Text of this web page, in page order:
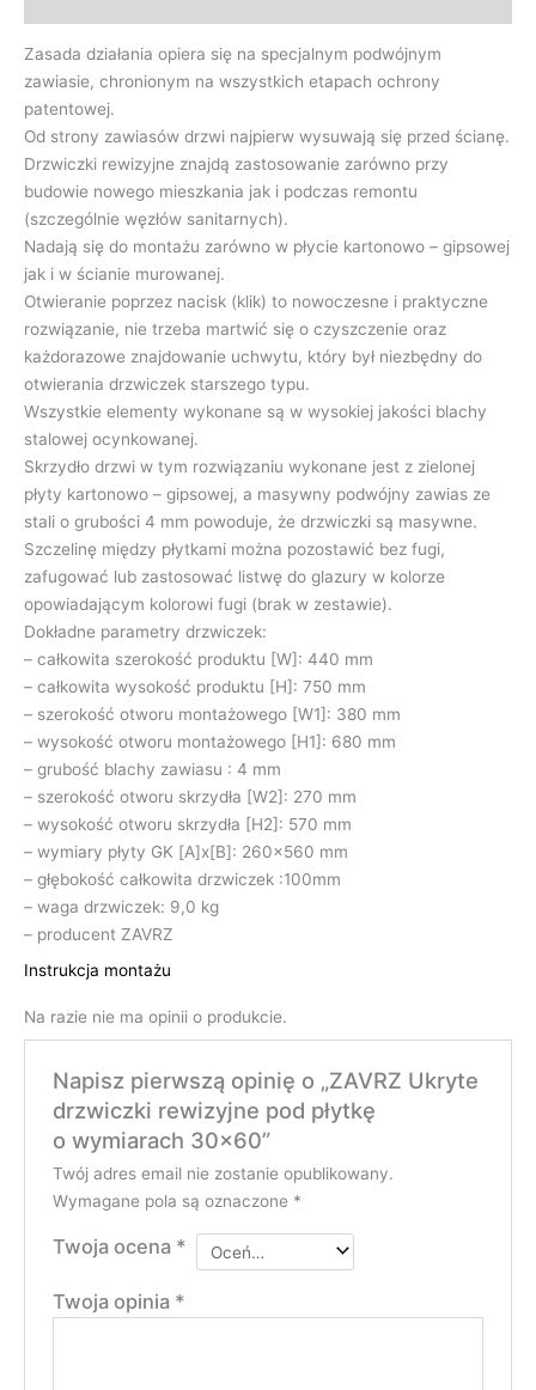
Zasada działania opiera się na specjalnym podwójnym
zawiasie, chronionym na wszystkich etapach ochrony
patentowej.
Od strony zawiasów drzwi najpierw wysuwają się przed ścianę.
Drzwiczki rewizyjne znajdą zastosowanie zarówno przy
budowie nowego mieszkania jak i podczas remontu
(szczególnie węzłów sanitarnych).
Nadają się do montażu zarówno w płycie kartonowo – gipsowej
jak i w ścianie murowanej.
Otwieranie poprzez nacisk (klik) to nowoczesne i praktyczne
rozwiązanie, nie trzeba martwić się o czyszczenie oraz
każdorazowe znajdowanie uchwytu, który był niezbędny do
otwierania drzwiczek starszego typu.
Wszystkie elementy wykonane są w wysokiej jakości blachy
stalowej ocynkowanej.
Skrzydło drzwi w tym rozwiązaniu wykonane jest z zielonej
płyty kartonowo – gipsowej, a masywny podwójny zawias ze
stali o grubości 4 mm powoduje, że drzwiczki są masywne.
Szczelinę między płytkami można pozostawić bez fugi,
zafugować lub zastosować listwę do glazury w kolorze
opowiadającym kolorowi fugi (brak w zestawie).
Dokładne parametry drzwiczek:
– całkowita szerokość produktu [W]: 440 mm
– całkowita wysokość produktu [H]: 750 mm
– szerokość otworu montażowego [W1]: 380 mm
– wysokość otworu montażowego [H1]: 680 mm
– grubość blachy zawiasu : 4 mm
– szerokość otworu skrzydła [W2]: 270 mm
– wysokość otworu skrzydła [H2]: 570 mm
– wymiary płyty GK [A]x[B]: 260×560 mm
– głębokość całkowita drzwiczek :100mm
– waga drzwiczek: 9,0 kg
– producent ZAVRZ
Instrukcja montażu
Na razie nie ma opinii o produkcie.
Napisz pierwszą opinię o „ZAVRZ Ukryte
drzwiczki rewizyjne pod płytkę
o wymiarach 30×60”
Twój adres email nie zostanie opublikowany.
Wymagane pola są oznaczone *
Twoja ocena *
Twoja opinia *